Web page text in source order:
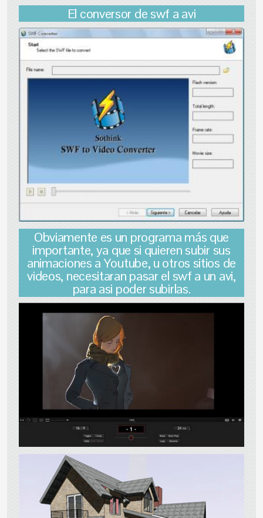
El conversor de swf a avi
Obviamente es un programa más que
importante, ya que si quieren subir sus
animaciones a Youtube, u otros sitios de
videos, necesitaran pasar el swf a un avi,
para asi poder subirlas.